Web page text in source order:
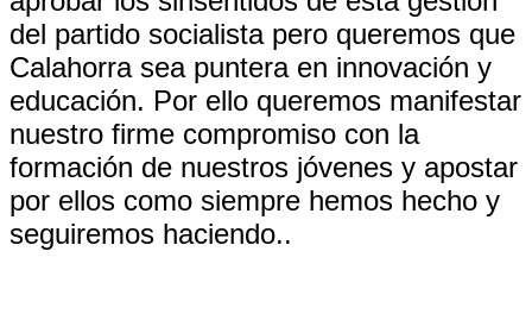
del partido socialista pero queremos que
Calahorra sea puntera en innovación y
educación. Por ello queremos manifestar
nuestro firme compromiso con la
formación de nuestros jóvenes y apostar
por ellos como siempre hemos hecho y
seguiremos haciendo..